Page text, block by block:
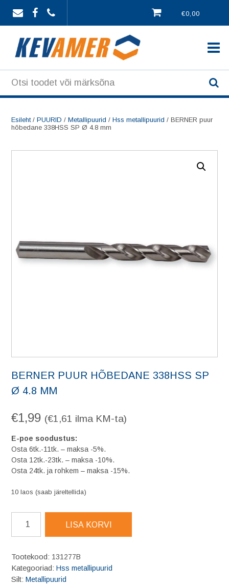
content
€0,00
Esileht/ PUURID / Metallipuurid / Hss metallipuurid / BERNER puur
hõbedane 338HSS SP Ø 4.8 mm
BERNER PUUR HÕBEDANE 338HSS SP
Ø 4.8 MM
€1,99 (€1,61 ilma KM-ta)
E-poe soodustus:
Osta 6tk.-11tk. – maksa -5%.
Osta 12tk.-23tk. – maksa -10%.
Osta 24tk. ja rohkem – maksa -15%.
10 laos (saab järeltellida)
hõbedane
SP
Ø
4.8
LISA KORVI
Tootekood: 131277B
Kategooriad: Hss metallipuurid
Silt: Metallipuurid